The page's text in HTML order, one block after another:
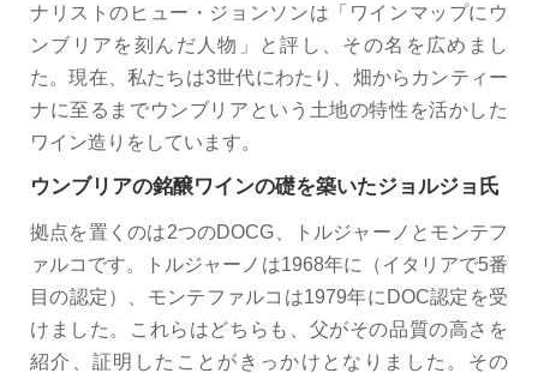
ナリストのヒュー・ジョンソンは「ワインマップにウ
ンブリアを刻んだ人物」と評し、その名を広めまし
た。現在、私たちは3世代にわたり、畑からカンティー
ナに至るまでウンブリアという土地の特性を活かした
ワイン造りをしています。
ウンブリアの銘醸ワインの礎を築いたジョルジョ氏
拠点を置くのは2つのDOCG、トルジャーノとモンテフ
ァルコです。トルジャーノは1968年に（イタリアで5番
目の認定）、モンテファルコは1979年にDOC認定を受
けました。これらはどちらも、父がその品質の高さを
紹介、証明したことがきっかけとなりました。その